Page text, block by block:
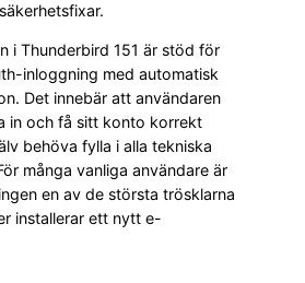
i Thunderbird 151 är stöd för
inloggning med automatisk
Det innebär att användaren
in och få sitt konto korrekt
behöva fylla i alla tekniska
många vanliga användare är
en av de största trösklarna
installerar ett nytt e-